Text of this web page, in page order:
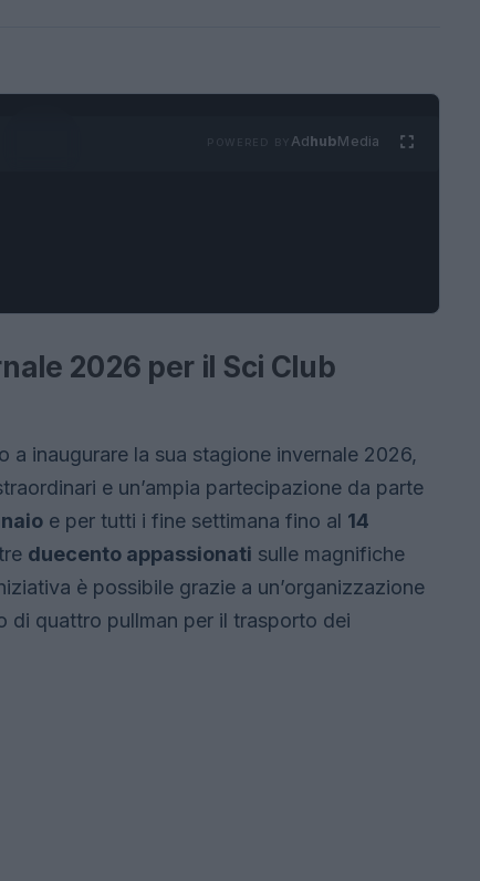
AdhubMedia
2026 per il Sci Club
a inaugurare la sua stagione invernale 2026,
e un’ampia partecipazione da parte
e per tutti i fine settimana fino al 14
duecento appassionati sulle magnifiche
è possibile grazie a un’organizzazione
di quattro pullman per il trasporto dei